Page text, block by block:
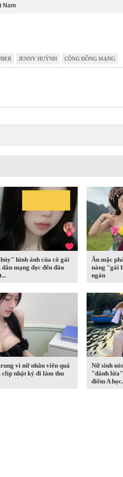
Nam
JENNY HUỲNH CỘNG ĐỒNG MẠNG
hình ảnh của cô gái
dân mạng đọc đến đâu
Ăn mặc
nàng "gái
ngán
vì nữ nhân viên quá
clip nhật ký đi làm thu
Nữ sinh
"đánh
điểm A